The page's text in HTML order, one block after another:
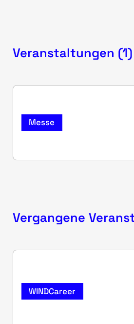
Veranstaltungen (1)
Messe
Vergangene
WINDCareer